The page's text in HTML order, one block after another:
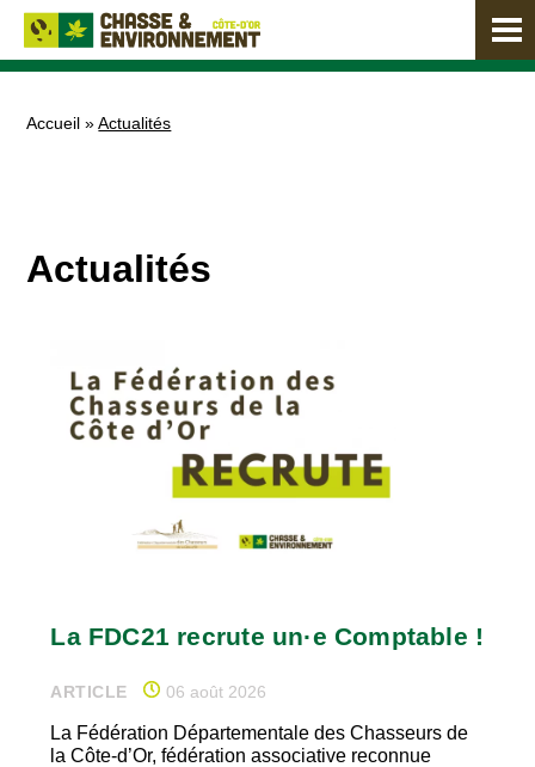
Accueil »Actualités
Actualités
La FDC21 recrute un·e Comptable !
ARTICLE 06 août 2026
La Fédération Départementale des Chasseurs de
la Côte-d’Or, fédération associative reconnue